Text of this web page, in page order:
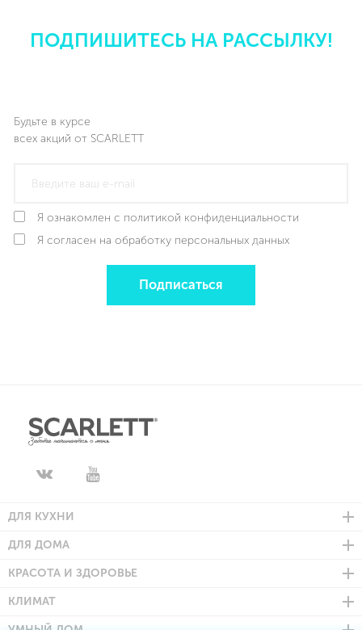
ПОДПИШИТЕСЬ НА РАССЫЛКУ!
Будьте в курсе
всех акций от SCARLETT
Я ознакомлен с политикой конфиденциальности
Я согласен на обработку персональных данных
Подписаться
ДЛЯ КУХНИ
ДЛЯ ДОМА
КРАСОТА И ЗДОРОВЬЕ
КЛИМАТ